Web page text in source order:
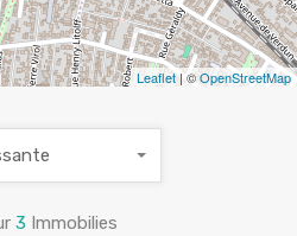
Leaflet| ©OpenStreetMap
3 Immobilies